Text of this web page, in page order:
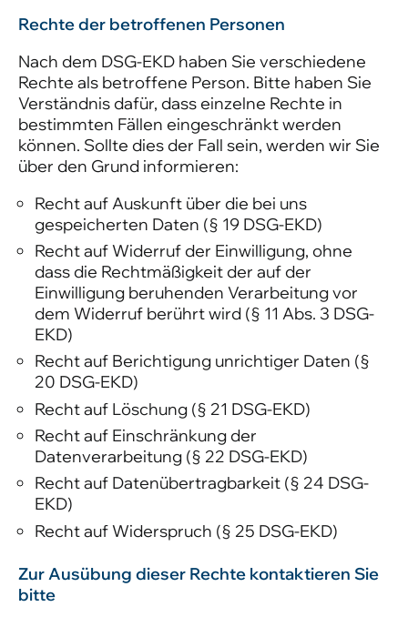
Rechte der betroffenen Personen
Nach dem DSG-EKD haben Sie verschiedene
Rechte als betroffene Person. Bitte haben Sie
Verständnis dafür, dass einzelne Rechte in
bestimmten Fällen eingeschränkt werden
können. Sollte dies der Fall sein, werden wir Sie
über den Grund informieren:
Recht auf Auskunft über die bei uns
gespeicherten Daten (§ 19 DSG-EKD)
Recht auf Widerruf der Einwilligung, ohne
dass die Rechtmäßigkeit der auf der
Einwilligung beruhenden Verarbeitung vor
dem Widerruf berührt wird (§ 11 Abs. 3 DSG-
EKD)
Recht auf Berichtigung unrichtiger Daten (§
20 DSG-EKD)
Recht auf Löschung (§ 21 DSG-EKD)
Recht auf Einschränkung der
Datenverarbeitung (§ 22 DSG-EKD)
Recht auf Datenübertragbarkeit (§ 24 DSG-
EKD)
Recht auf Widerspruch (§ 25 DSG-EKD)
Zur Ausübung dieser Rechte kontaktieren Sie
bitte